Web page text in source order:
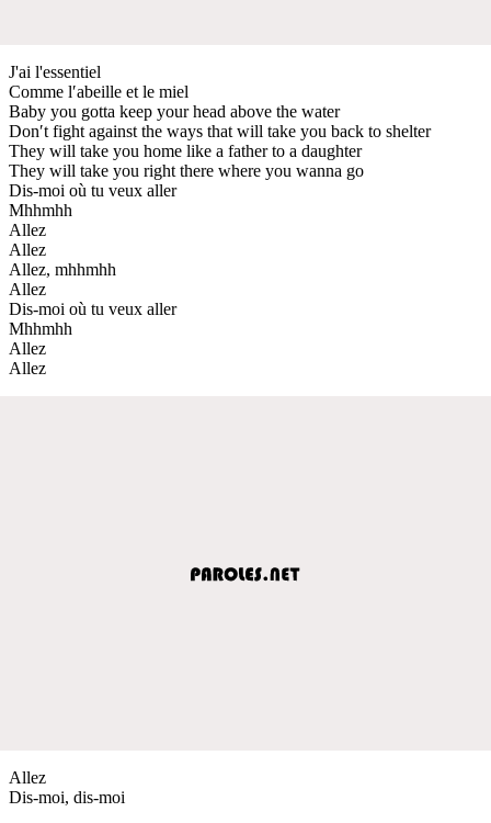
J'ai l'essentiel
Comme l′abeille et le miel
Baby you gotta keep your head above the water
Don′t fight against the ways that will take you back to shelter
They will take you home like a father to a daughter
They will take you right there where you wanna go
Dis-moi où tu veux aller
Mhhmhh
Allez
Allez
Allez, mhhmhh
Allez
Dis-moi où tu veux aller
Mhhmhh
Allez
Allez
Allez
Dis-moi, dis-moi